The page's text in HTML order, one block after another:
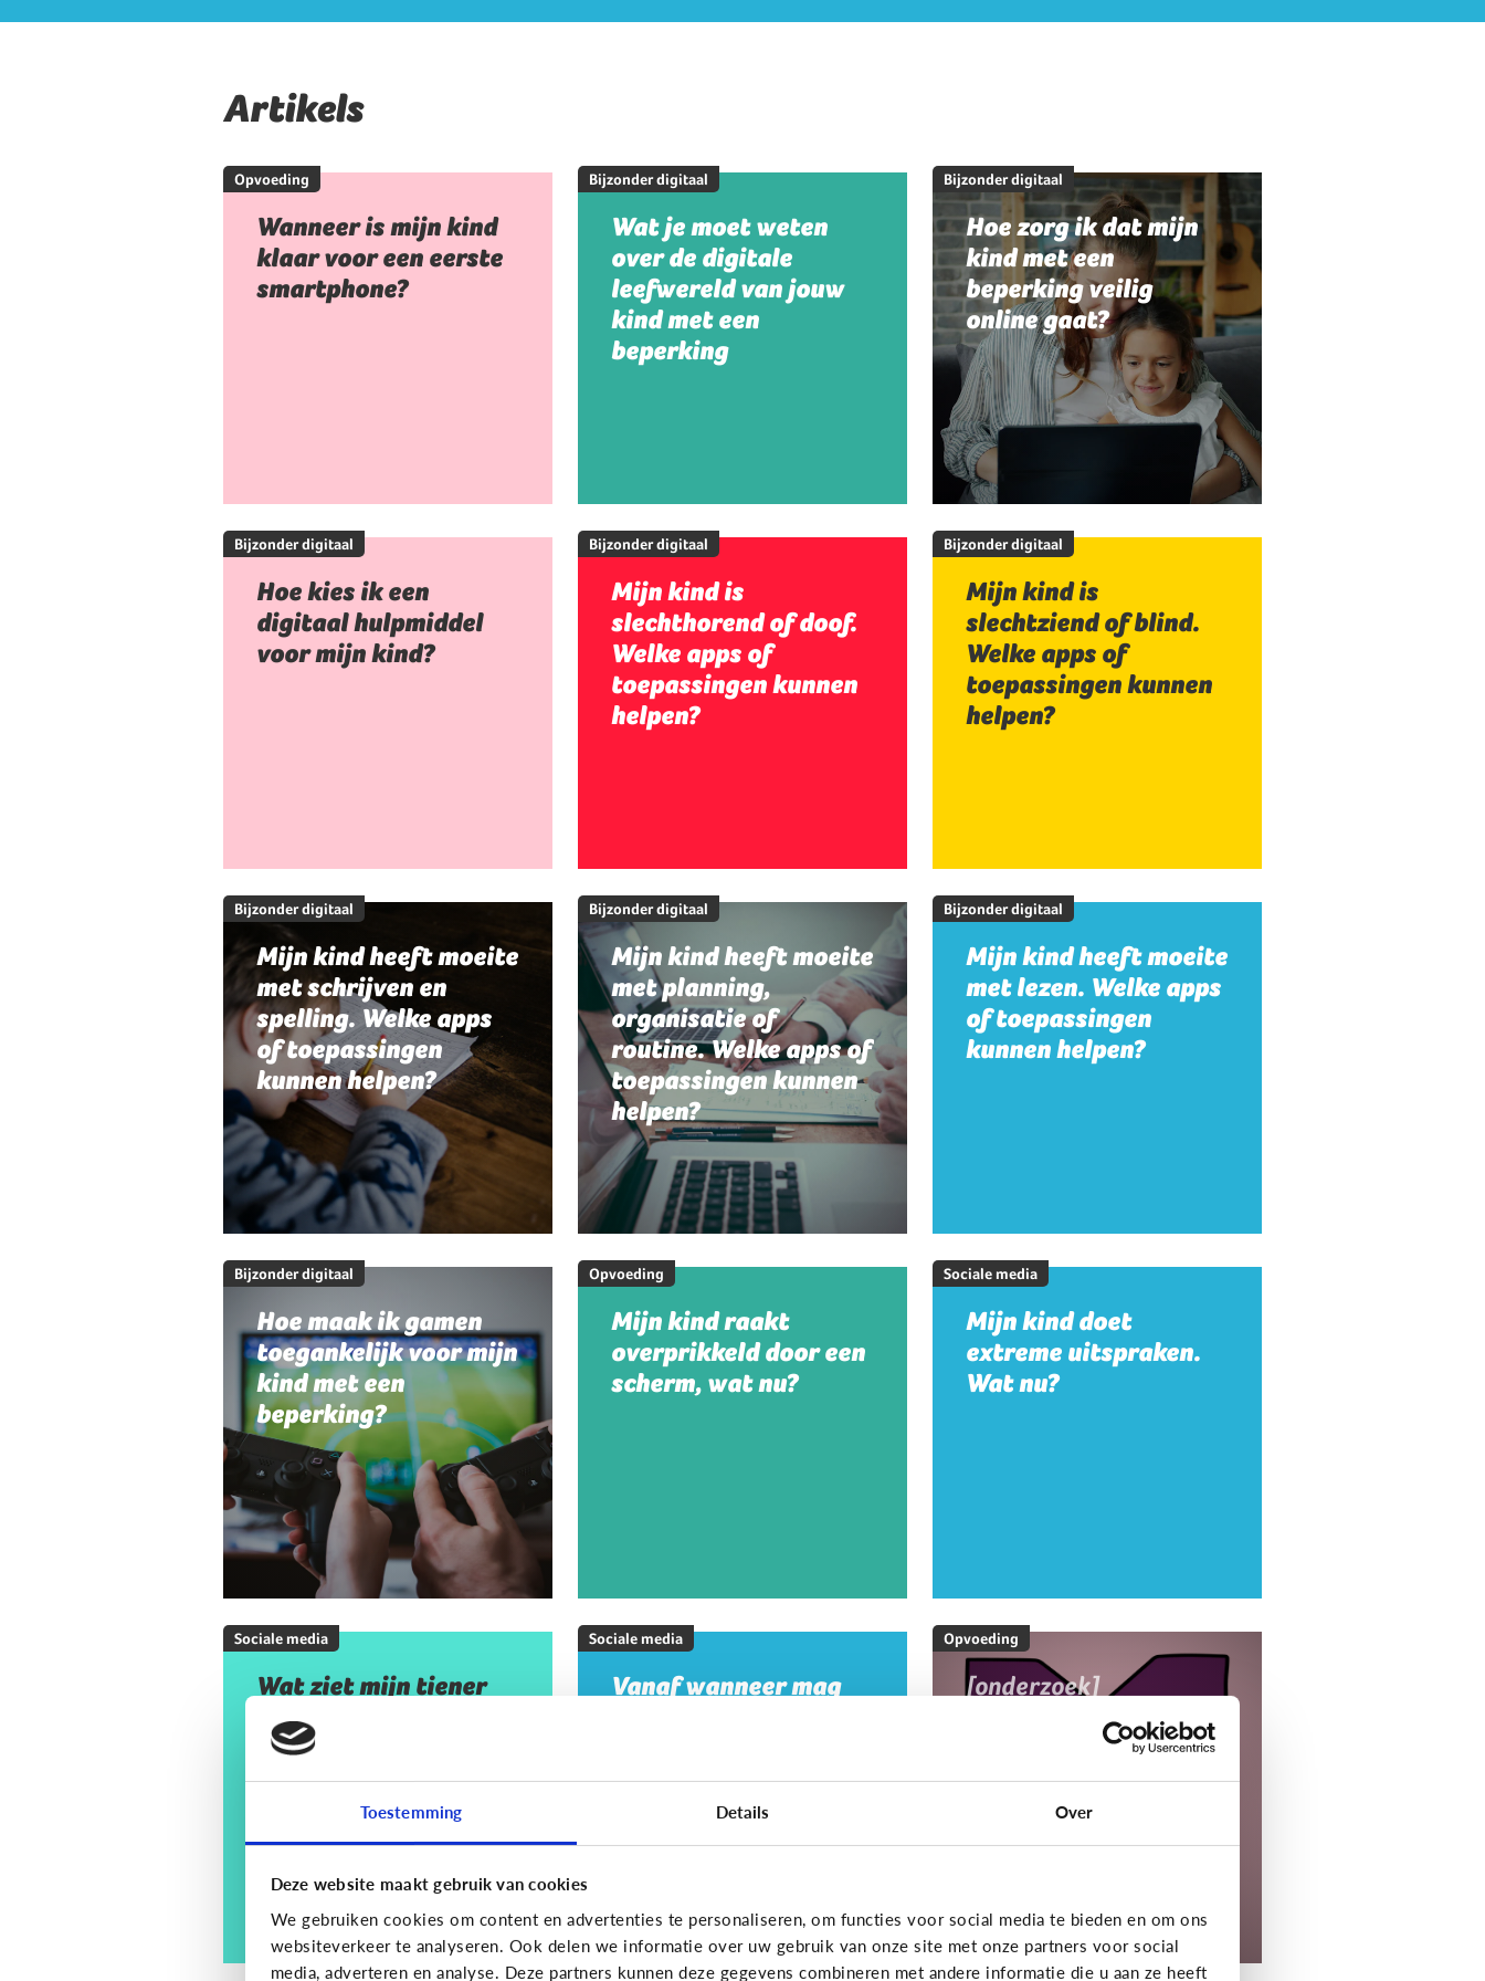
Toestemming Details Over
Deze website maakt gebruik van cookies
We gebruiken cookies om content en advertenties te personaliseren, om functies voor social media te bieden en om ons
websiteverkeer te analyseren. Ook delen we informatie over uw gebruik van onze site met onze partners voor social
media, adverteren en analyse. Deze partners kunnen deze gegevens combineren met andere informatie die u aan ze heeft
Artikels
Opvoeding
Wanneer is mijn kind
klaar voor een eerste
smartphone?
Bijzonder digitaal
Wat je moet weten
over de digitale
leefwereld van jouw
kind met een
beperking
Bijzonder digitaal
Hoe zorg ik dat mijn
kind met een
beperking veilig
online gaat?
Bijzonder digitaal
Hoe kies ik een
digitaal hulpmiddel
voor mijn kind?
Bijzonder digitaal
Mijn kind is
slechthorend of doof.
Welke apps of
toepassingen kunnen
helpen?
Bijzonder digitaal
Mijn kind is
slechtziend of blind.
Welke apps of
toepassingen kunnen
helpen?
Bijzonder digitaal
Mijn kind heeft moeite
met schrijven en
spelling. Welke apps
of toepassingen
kunnen helpen?
Bijzonder digitaal
Mijn kind heeft moeite
met planning,
organisatie of
routine. Welke apps of
toepassingen kunnen
helpen?
Bijzonder digitaal
Mijn kind heeft moeite
met lezen. Welke apps
of toepassingen
kunnen helpen?
Bijzonder digitaal
Hoe maak ik gamen
toegankelijk voor mijn
kind met een
beperking?
Opvoeding
Mijn kind raakt
overprikkeld door een
scherm, wat nu?
Sociale media
Mijn kind doet
extreme uitspraken.
Wat nu?
Sociale media
Wat ziet mijn tiener
op sociale media? En
moet ik mij daar
zorgen om maken?
Sociale media
Vanaf wanneer mag
Opvoeding
[onderzoek]
MediaNest Cijfers
2025 - Kom alles te
weten over het
mediagebruik en de
mediaopvoeding in
Ontdek het onderzoek!